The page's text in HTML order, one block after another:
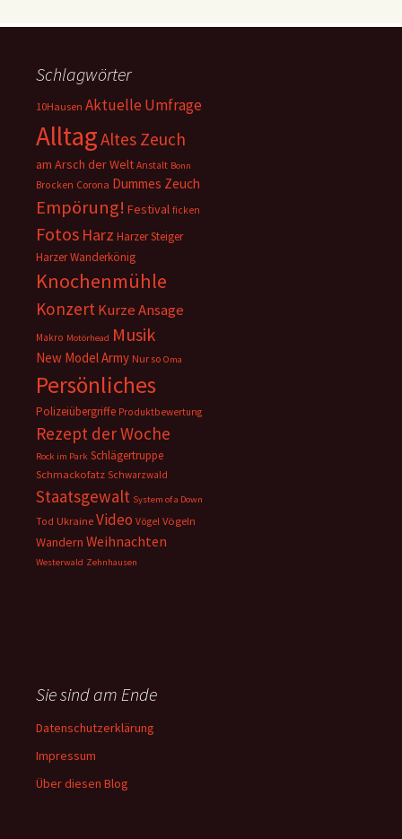
Schlagwörter
10Hausen Aktuelle Umfrage
AlltagAltes Zeuch
am Arsch der Welt Anstalt Bonn
Brocken Corona Dummes Zeuch
Empörung! Festival ficken
Fotos Harz Harzer Steiger
Harzer Wanderkönig
Knochenmühle
KonzertKurze Ansage
Makro Motörhead Musik
New Model Army Nur so Oma
Persönliches
Polizeiübergriffe Produktbewertung
Rezept der Woche
Rock im Park Schlägertruppe
Schmackofatz Schwarzwald
Staatsgewalt System of a Down
Tod Ukraine Video Vögel Vögeln
Wandern Weihnachten
Westerwald Zehnhausen
Sie sind am Ende
Datenschutzerklärung
Impressum
Über diesen Blog